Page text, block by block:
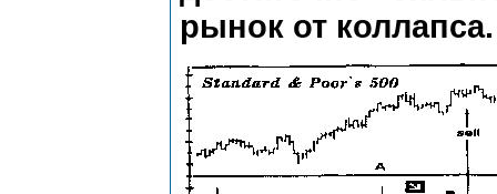
рынок от коллапса.